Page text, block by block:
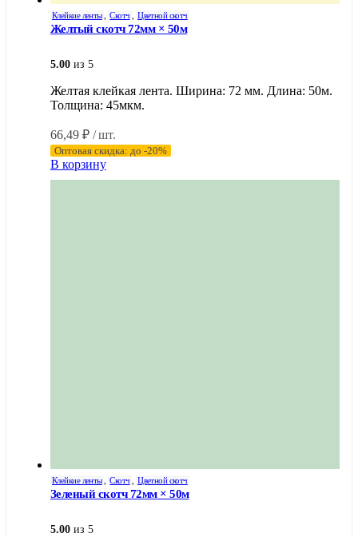
Клейкие ленты, Скотч , Цветной скотч
Желтый скотч 72мм × 50м
5.00 из 5
Желтая клейкая лента. Ширина: 72 мм. Длина: 50м.
Толщина: 45мкм.
66,49 ₽ / шт.
Оптовая скидка: до -20%
В корзину
Клейкие ленты, Скотч , Цветной скотч
Зеленый скотч 72мм × 50м
5.00 из 5